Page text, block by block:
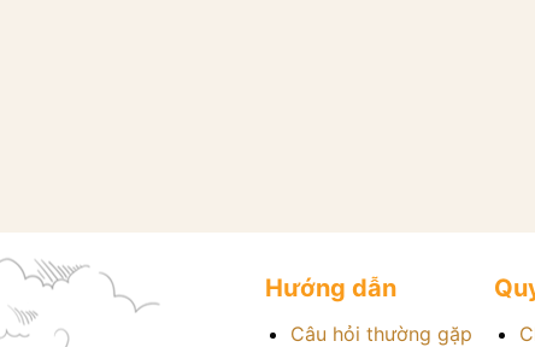
Hướng dẫn
Câu hỏi thường gặp